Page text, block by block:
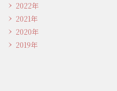
2022年
2021年
2020年
2019年